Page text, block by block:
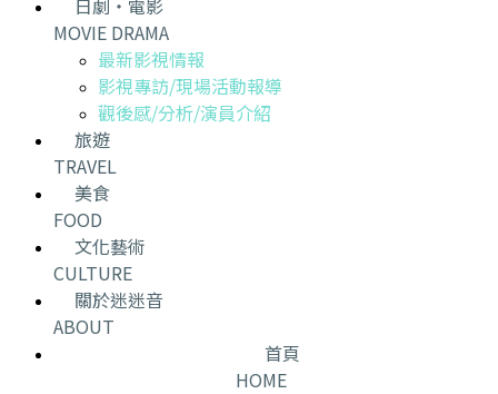
日劇・電影
MOVIE DRAMA
最新影視情報
影視專訪/現場活動報導
觀後感/分析/演員介紹
旅遊
TRAVEL
美食
FOOD
文化藝術
CULTURE
關於迷迷音
ABOUT
首頁
HOME